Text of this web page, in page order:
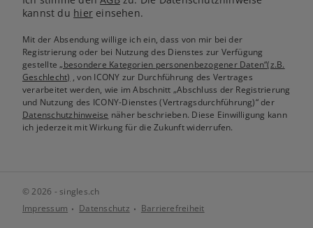
kannst du hiereinsehen.
Mit der Absendung willige ich ein, dass von mir bei der
Registrierung oder bei Nutzung des Dienstes zur Verfügung
gestellte„besondere Kategorien personenbezogener Daten“(z.B.
Geschlecht) , von ICONY zur Durchführung des Vertrages
verarbeitet werden, wie im Abschnitt „Abschluss der Registrierung
und Nutzung des ICONY-Dienstes (Vertragsdurchführung)“ der
Datenschutzhinweise näher beschrieben. Diese Einwilligung kann
ich jederzeit mit Wirkung für die Zukunft widerrufen.
© 2026 - singles.ch
Impressum
Datenschutz Barrierefreiheit